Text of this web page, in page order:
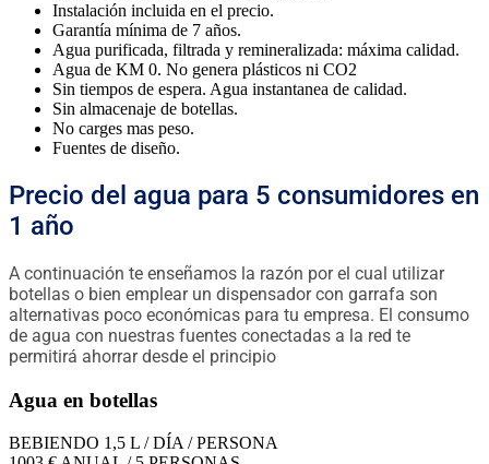
Instalación incluida en el precio.
Garantía mínima de 7 años.
Agua purificada, filtrada y remineralizada: máxima calidad.
Agua de KM 0. No genera plásticos ni CO2
Sin tiempos de espera. Agua instantanea de calidad.
Sin almacenaje de botellas.
No carges mas peso.
Fuentes de diseño.
Precio del agua para 5 consumidores en
1 año
A continuación te enseñamos la razón por el cual utilizar
botellas o bien emplear un dispensador con garrafa son
alternativas poco económicas para tu empresa. El consumo
de agua con nuestras fuentes conectadas a la red te
permitirá ahorrar desde el principio
Agua en botellas
BEBIENDO 1,5 L / DÍA / PERSONA